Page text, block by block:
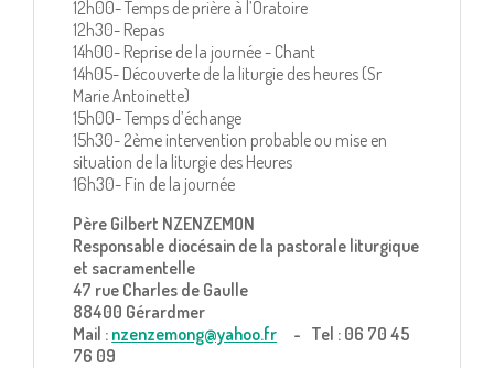
12h00- Temps de prière à l’Oratoire
12h30- Repas
14h00- Reprise de la journée - Chant
14h05- Découverte de la liturgie des heures (Sr
Marie Antoinette)
15h00- Temps d’échange
15h30- 2ème intervention probable ou mise en
situation de la liturgie des Heures
16h30- Fin de la journée
Père Gilbert NZENZEMON
Responsable diocésain de la pastorale liturgique
et sacramentelle
47 rue Charles de Gaulle
88400 Gérardmer
Mail : nzenzemong@yahoo.fr - Tel : 06 70 45
76 09